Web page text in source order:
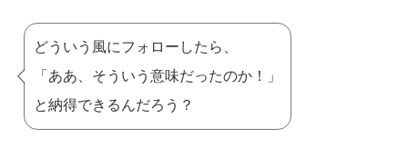
どういう風にフォローしたら、
「ああ、そういう意味だったのか！」
と納得できるんだろう？